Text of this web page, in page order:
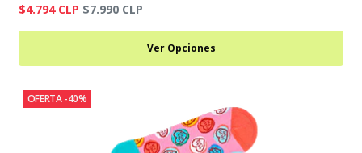
$4.794 CLP $7.990 CLP
Ver Opciones
OFERTA -40%